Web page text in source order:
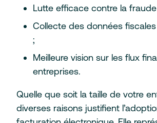
Lutte efficace contre la fraude
Collecte des données
;
Meilleure vision sur les flux
entreprises.
Quelle que soit la taille de votre
diverses raisons justifient